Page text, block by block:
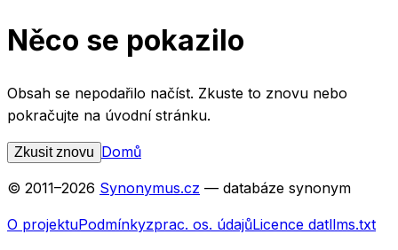
Něco se pokazilo
Obsah se nepodařilo načíst. Zkuste to znovu nebo
pokračujte na úvodní stránku.
Zkusit znovu Domů
© 2011–2026 Synonymus.cz — databáze synonym
O projektuPodmínkyzprac. os. údajůLicence datllms.txt